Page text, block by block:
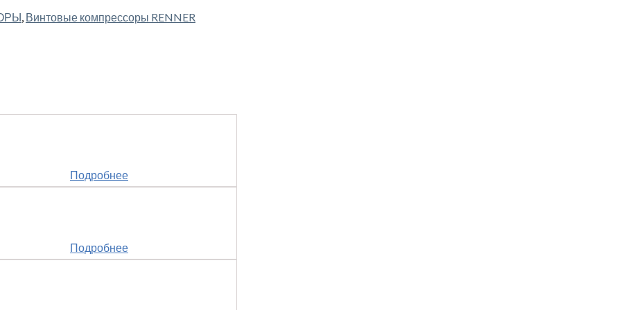
, Винтовые компрессоры RENNER
Подробнее
Подробнее